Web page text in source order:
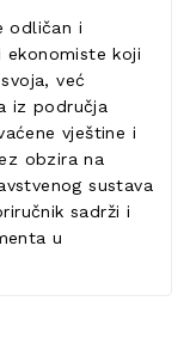
odličan i
ekonomiste koji
već
iz područja
vještine i
obzira na
sustava
sadrži i
u